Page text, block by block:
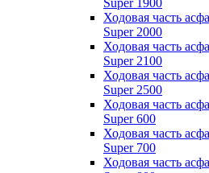
Super 1900
Ходовая часть
Super 2000
Ходовая часть
Super 2100
Ходовая часть
Super 2500
Ходовая часть
Super 600
Ходовая часть
Super 700
Ходовая часть